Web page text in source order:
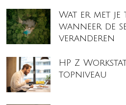
Wat er met
wanneer de
veranderen
HP Z
topniveau